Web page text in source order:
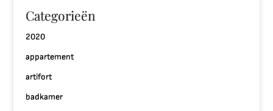
Categorieën
2020
appartement
artifort
badkamer